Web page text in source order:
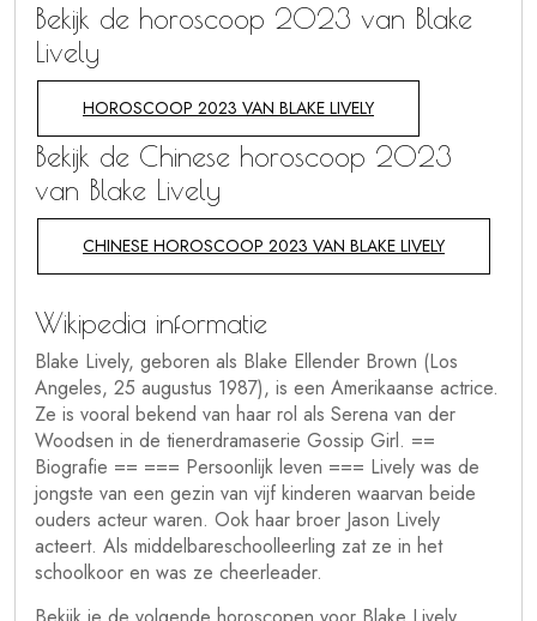
Bekijk de horoscoop 2023 van Blake
Lively
HOROSCOOP 2023 VAN BLAKE LIVELY
Bekijk de Chinese horoscoop 2023
van Blake Lively
CHINESE HOROSCOOP 2023 VAN BLAKE LIVELY
Wikipedia informatie
Blake Lively, geboren als Blake Ellender Brown (Los
Angeles, 25 augustus 1987), is een Amerikaanse actrice.
Ze is vooral bekend van haar rol als Serena van der
Woodsen in de tienerdramaserie Gossip Girl. ==
Biografie == === Persoonlijk leven === Lively was de
jongste van een gezin van vijf kinderen waarvan beide
ouders acteur waren. Ook haar broer Jason Lively
acteert. Als middelbareschoolleerling zat ze in het
schoolkoor en was ze cheerleader.